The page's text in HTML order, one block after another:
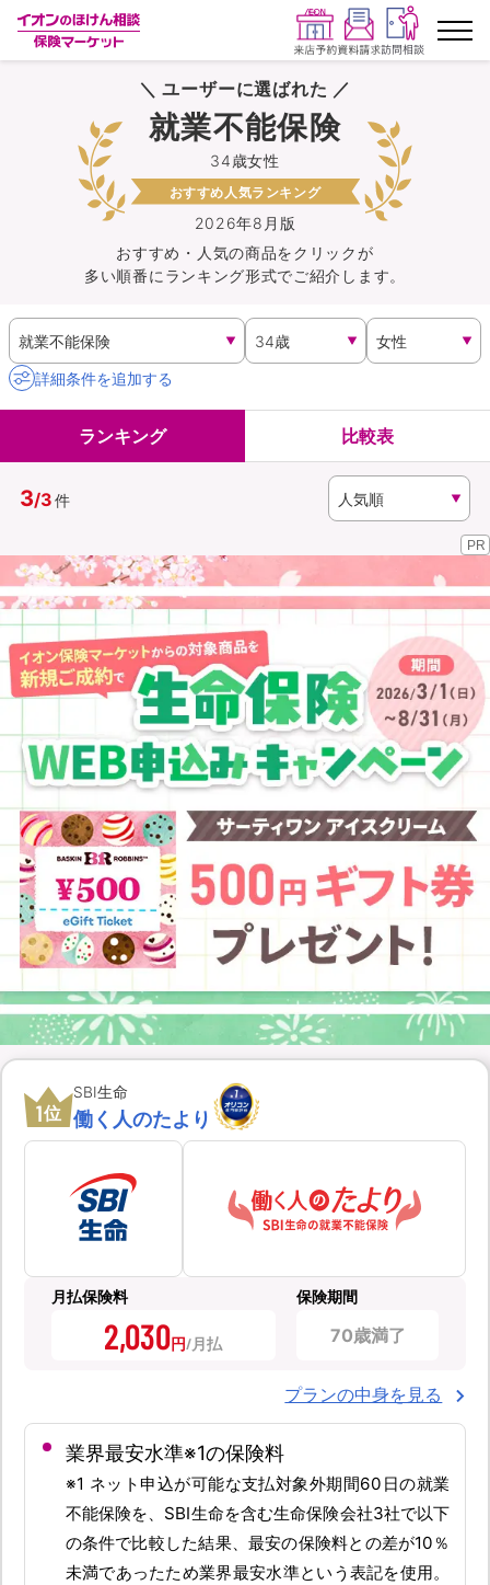
ランキングから探す
保険を比較する
保険会社から探す
イオンカード会員さま専用保険
キャンペーン一覧
イオングループ従業員さま向け
資料請求
（無料）
訪問相談
イオンカード会員さま専用保険
＼ ユーザーに選ばれた ／
2026年8月版
34歳女性
就業不能保険
おすすめ人気ランキング
おすすめ・人気の商品をクリックが
多い順番にランキング形式でご紹介します。
詳細条件を追加する
ランキング 比較表
3/3件
PR
1位
SBI生命
働く人のたより
月払保険料
2,030円
保険期間
70歳満了
プランの中身を見る
業界最安水準※1の保険料
※1 ネット申込が可能な支払対象外期間60日の就業
不能保険を、SBI生命を含む生命保険会社3社で以下
の条件で比較した結果、最安の保険料との差が10％
未満であったため業界最安水準という表記を使用。